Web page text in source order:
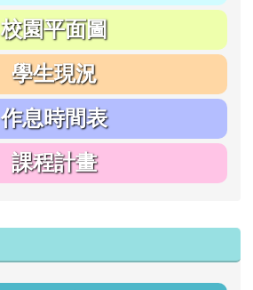
校園平面圖
學生現況
作息時間表
課程計畫